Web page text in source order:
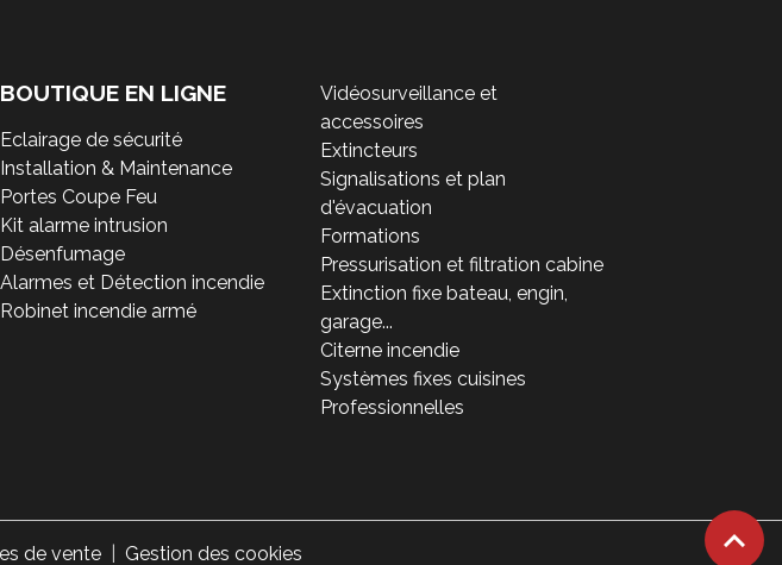
BOUTIQUE EN LIGNE
Eclairage de sécurité
Installation & Maintenance
Portes Coupe Feu
Kit alarme intrusion
Désenfumage
Alarmes et Détection incendie
Robinet incendie armé
Vidéosurveillance et
accessoires
Extincteurs
Signalisations et plan
d'évacuation
Formations
Pressurisation et filtration cabine
Extinction fixe bateau, engin,
garage...
Citerne incendie
Systèmes fixes cuisines
Professionnelles
de vente Gestion des cookies